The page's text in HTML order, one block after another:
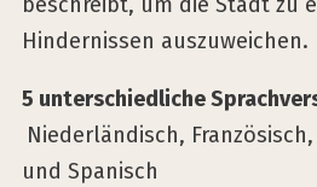
beschreibt, um die Stadt zu
Hindernissen auszuweichen.
5 unterschiedliche
Niederländisch,
und Spanisch